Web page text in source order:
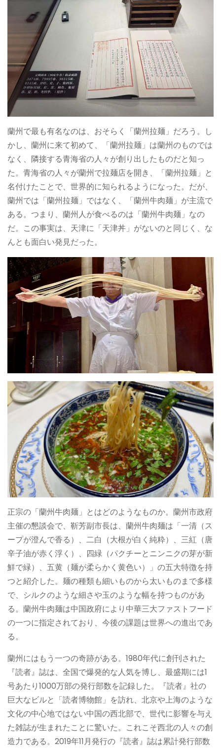
蘭州で最も有名なのは、おそらく「蘭州拉麺」だろう。し
かし、蘭州に来て初めて、「蘭州拉麺」は蘭州のものでは
なく、隣接する青海省の人々が創り出したものだと知っ
た。青海省の人々が蘭州で拉麺店を開き、「蘭州拉麺」と
名付けたことで、世界的に知られるようになった。だが、
蘭州では「蘭州拉麺」ではなく、「蘭州牛肉麺」が主流で
ある。つまり、蘭州人が食べるのは「蘭州牛肉麺」なの
だ。この事実は、天津に「天津丼」がないのと同じく、な
んとも面白い発見だった。
正宗の「蘭州牛肉麺」とはどのようなものか。蘭州市政府
主催の懇談会で、靳芳副市長は、蘭州牛肉麺は「一清（ス
ープが澄んで香る）、二白（大根が白く純粋）、三紅（唐
辛子油が赤く浮く）、四緑（パクチーとニンニクの芽が新
鮮で緑）、五黄（麺が柔らかく黄色い）」の五大特徴を持
つと紹介した。麺の種類も細いものから太いものまで多様
で、シルクのような細さや玉のような幅を持つものがあ
る。蘭州牛肉麺は中国政府により中華三大ファストフード
の一つに指定されており、今後の課題は世界への進出であ
る。
蘭州にはもう一つの奇跡がある。1980年代に創刊された
『読者』誌は、全国で爆発的な人気を博し、最盛期には1
号あたり1000万部の発行部数を記録した。『読者』社の
巨大なビルと「読者博物館」を訪れ、北京や上海のような
文化の中心地ではない中国の西北部で、世代に影響を与え
た雑誌が生まれたことに驚いた。これこそ西北の人々の創
造力である。2019年11月発行の『読者』誌は累計発行部数